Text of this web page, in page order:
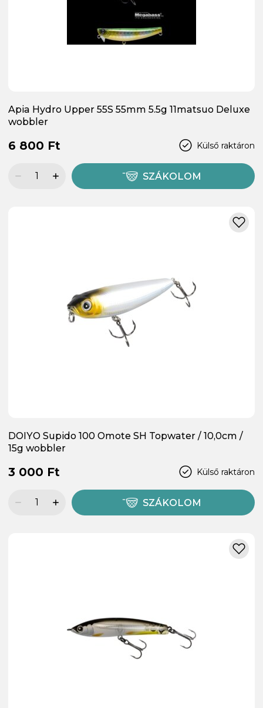
Apia Hydro Upper 55S 55mm 5.5g 11matsuo Deluxe
wobbler
Külső raktáron
6 800 Ft
SZÁKOLOM
DOIYO Supido 100 Omote SH Topwater / 10,0cm /
15g wobbler
Külső raktáron
3 000 Ft
SZÁKOLOM